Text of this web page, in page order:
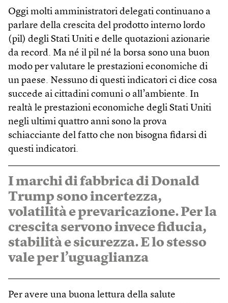
Oggi molti amministratori delegati continuano a
parlare della crescita del prodotto interno lordo
(pil) degli Stati Uniti e delle quotazioni azionarie
da record. Ma né il pil né la borsa sono una buon
modo per valutare le prestazioni economiche di
un paese. Nessuno di questi indicatori ci dice cosa
succede ai cittadini comuni o all’ambiente. In
realtà le prestazioni economiche degli Stati Uniti
negli ultimi quattro anni sono la prova
schiacciante del fatto che non bisogna fidarsi di
questi indicatori.
I marchi di fabbrica di Donald
Trump sono incertezza,
volatilità e prevaricazione. Per la
crescita servono invece fiducia,
stabilità e sicurezza. E lo stesso
vale per l’uguaglianza
Per avere una buona lettura della salute